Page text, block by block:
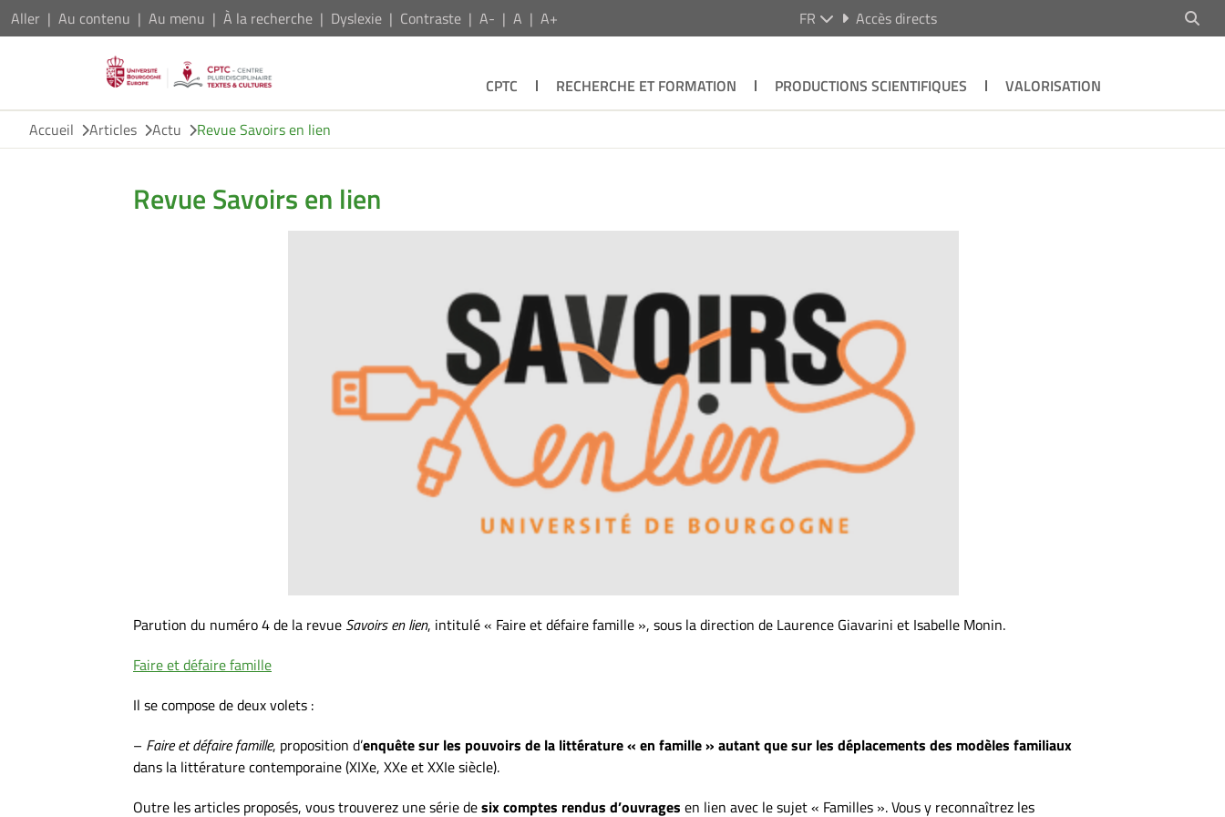
Aller Au contenu Au menu À la recherche Dyslexie Contraste A- A A+ FR Accès directs
CPTC RECHERCHE ET FORMATION PRODUCTIONS SCIENTIFIQUES
VALORISATION
Accueil
Articles Actu Revue Savoirs en lien
Revue Savoirs en lien
Parution du numéro 4 de la revue Savoirs en lien, intitulé « Faire et défaire famille », sous la direction de Laurence Giavarini et Isabelle Monin.
Faire et défaire famille
Il se compose de deux volets :
– Faire et défaire famille, proposition d’enquête sur les pouvoirs de la littérature « en famille » autant que sur les déplacements des modèles familiaux
dans la littérature contemporaine (XIXe, XXe et XXIe siècle).
Outre les articles proposés, vous trouverez une série desix comptes rendus d’ouvrages en lien avec le sujet « Familles ». Vous y reconnaîtrez les